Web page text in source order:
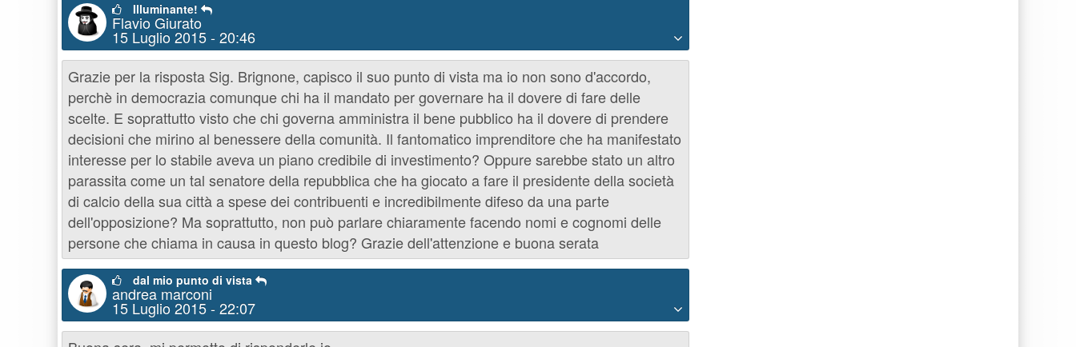
Illuminante!
Flavio Giurato
15 Luglio 2015 - 20:46
Grazie per la risposta Sig. Brignone, capisco il suo punto di vista ma io non sono d'accordo,
perchè in democrazia comunque chi ha il mandato per governare ha il dovere di fare delle
scelte. E soprattutto visto che chi governa amministra il bene pubblico ha il dovere di prendere
decisioni che mirino al benessere della comunità. Il fantomatico imprenditore che ha manifestato
interesse per lo stabile aveva un piano credibile di investimento? Oppure sarebbe stato un altro
parassita come un tal senatore della repubblica che ha giocato a fare il presidente della società
di calcio della sua città a spese dei contribuenti e incredibilmente difeso da una parte
dell'opposizione? Ma soprattutto, non può parlare chiaramente facendo nomi e cognomi delle
persone che chiama in causa in questo blog? Grazie dell'attenzione e buona serata
dal mio punto di vista
andrea marconi
15 Luglio 2015 - 22:07